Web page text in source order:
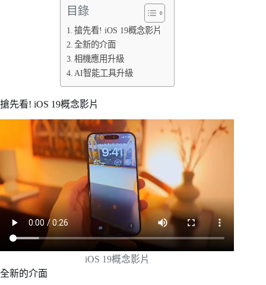
目錄
搶先看! iOS 19概念影片
全新的介面
相機應用升級
AI智能工具升級
搶先看! iOS 19概念影片
iOS 19概念影片
全新的介面